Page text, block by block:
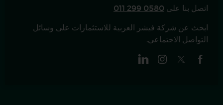
اتصل بنا على 011 299 0580
ابحث عن شركة فيشر العربية للاستثمارات على وسائل
التواصل الاجتماعي.